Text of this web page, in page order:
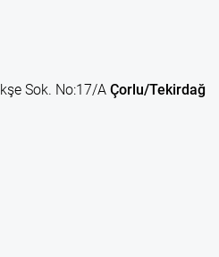
Sok. No:17/A Çorlu/Tekirdağ